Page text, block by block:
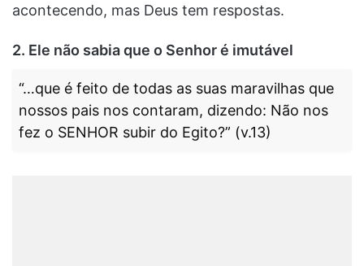
acontecendo, mas Deus tem respostas.
2. Ele não sabia que o Senhor é imutável
“…que é feito de todas as suas maravilhas que
nossos pais nos contaram, dizendo: Não nos
fez o SENHOR subir do Egito?” (v.13)